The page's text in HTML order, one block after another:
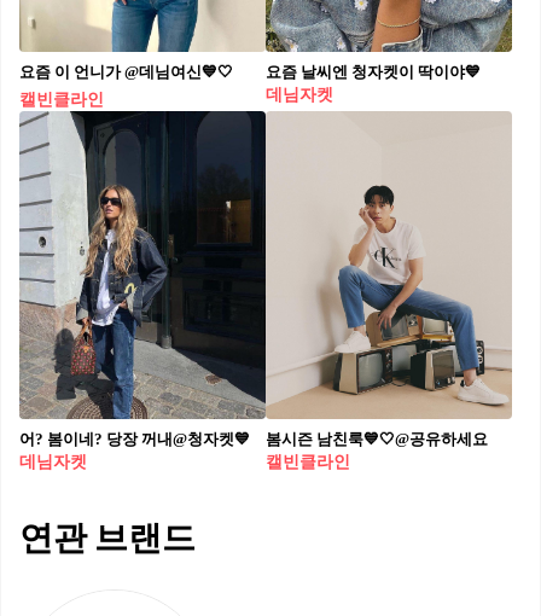
요즘 이 언니가 @데님여신💙🤍
캘빈클라인
요즘 날씨엔 청자켓이 딱이야💙
데님자켓
어? 봄이네? 당장 꺼내@청자켓💙
데님자켓
봄시즌 남친룩💙🤍@공유하세요
캘빈클라인
연관 브랜드